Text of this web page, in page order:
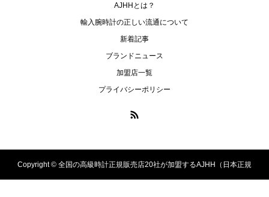
I.T.A.
アイ･ティー･エー
アイ・ダブリュー・シー シャフハ
ローリーロドキン
エムアールジー エムティージー
AJHHとは？
輸入腕時計の正しい流通について
新着記事
ブランドニュース
加盟店一覧
プライバシーポリシー
Copyright © 全国の高級時計正規販売店20社が加盟するAJHH（日本正規